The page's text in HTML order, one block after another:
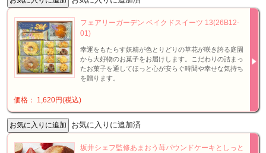
フェアリーガーデン ベイクドスイーツ 13(26B12-
01)
幸運をもたらす妖精が色とりどりの草花が咲き誇る庭園
から大好物のお菓子をお届けします。こだわりの詰まっ
たお菓子を通してほっと心が安らぐ時間や幸せな気持ち
を贈ります。
価格： 1,620円(税込)
お気に入りに追加済
坂井シェフ監修あまおう苺パウンドケーキとしっと